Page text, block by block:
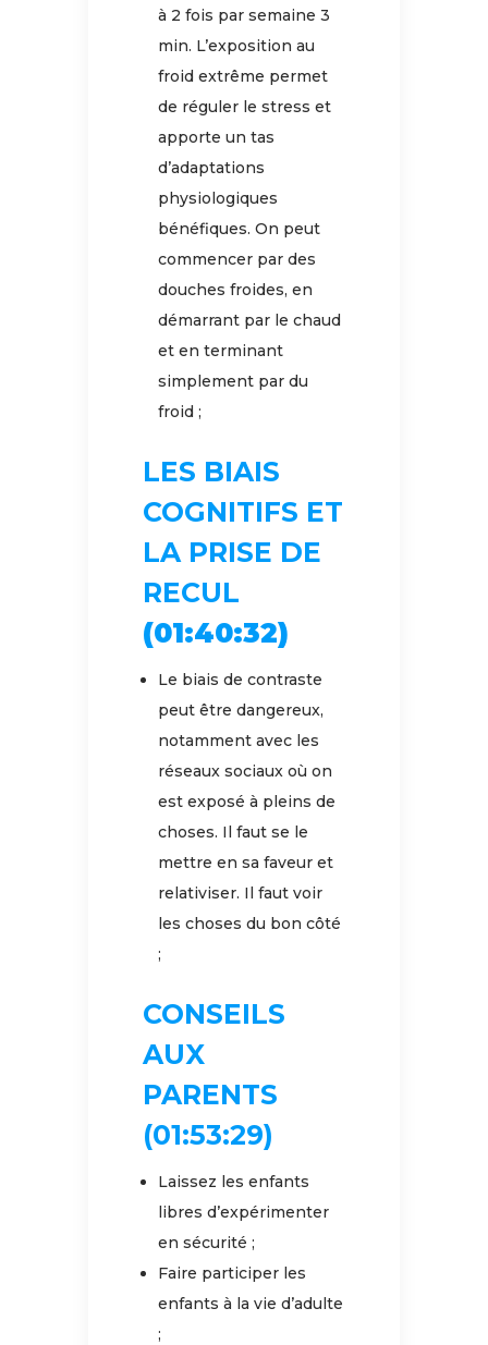
à 2 fois par semaine 3
min. L’exposition au
froid extrême permet
de réguler le stress et
apporte un tas
d’adaptations
physiologiques
bénéfiques. On peut
commencer par des
douches froides, en
démarrant par le chaud
et en terminant
simplement par du
froid ;
LES BIAIS
COGNITIFS ET
LA PRISE DE
RECUL
(01:40:32)
Le biais de contraste
peut être dangereux,
notamment avec les
réseaux sociaux où on
est exposé à pleins de
choses. Il faut se le
mettre en sa faveur et
relativiser. Il faut voir
les choses du bon côté
;
CONSEILS
AUX
PARENTS
(01:53:29)
Laissez les enfants
libres d’expérimenter
en sécurité ;
Faire participer les
enfants à la vie d’adulte
;